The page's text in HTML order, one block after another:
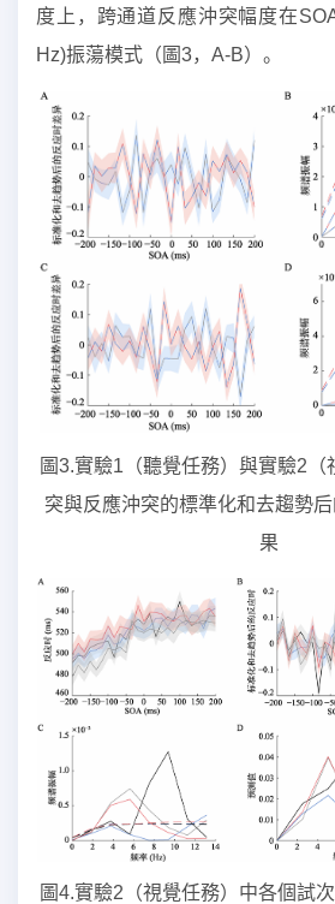
度上，跨通道反應沖突幅度在
Hz)振蕩模式（圖3，A-B）。
圖3.實驗1（聽覺任務）與實驗2（
突與反應沖突的標準化和去趨勢
果
圖4.實驗2（視覺任務）中各個試